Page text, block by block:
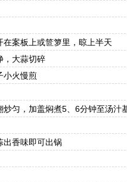
案板上或笸箩里，晾上半天
大蒜切碎
火慢煎
匀，加盖焖煮5、6分钟至汤汁
香味即可出锅